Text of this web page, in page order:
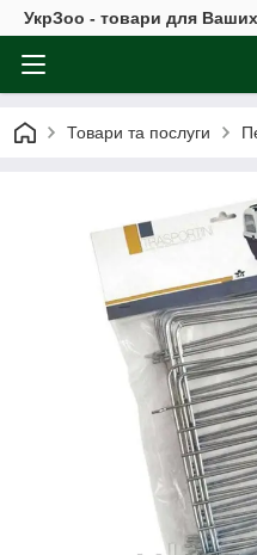
УкрЗоо - товари для
Товари та послуги